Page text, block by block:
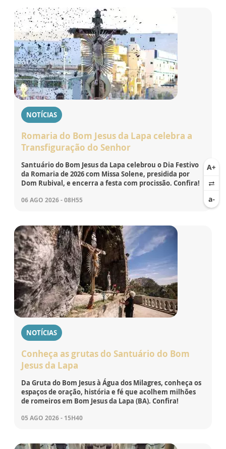
NOTÍCIAS
Romaria do Bom Jesus da Lapa celebra a
Transfiguração do Senhor
Santuário do Bom Jesus da Lapa celebrou o Dia Festivo
da Romaria de 2026 com Missa Solene, presidida por
Dom Rubival, e encerra a festa com procissão. Confira!
06 AGO 2026 - 08H55
NOTÍCIAS
Conheça as grutas do Santuário do Bom
Jesus da Lapa
Da Gruta do Bom Jesus à Água dos Milagres, conheça os
espaços de oração, história e fé que acolhem milhões
de romeiros em Bom Jesus da Lapa (BA). Confira!
05 AGO 2026 - 15H40